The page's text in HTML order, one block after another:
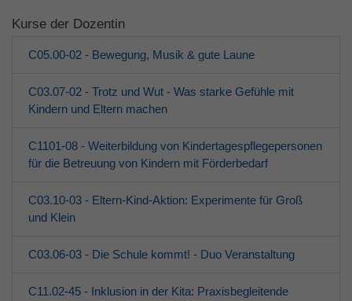
Grundschulkinder
Erwachsene
Über den jfd
Kurssuche
Kurse der Dozentin
C05.00-02 - Bewegung, Musik & gute Laune
C03.07-02 - Trotz und Wut - Was starke Gefühle mit
Kindern und Eltern machen
C1101-08 - Weiterbildung von Kindertagespflegepersonen
für die Betreuung von Kindern mit Förderbedarf
C03.10-03 - Eltern-Kind-Aktion: Experimente für Groß
und Klein
C03.06-03 - Die Schule kommt! - Duo Veranstaltung
C11.02-45 - Inklusion in der Kita: Praxisbegleitende